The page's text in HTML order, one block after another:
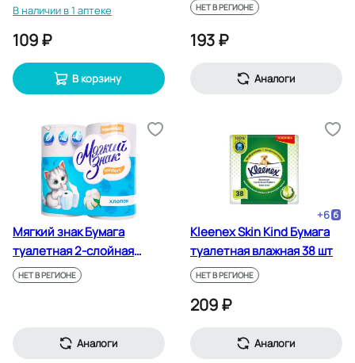
В наличии в 1 аптеке
109 ₽
В корзину
НЕТ В РЕГИОНЕ
193 ₽
Аналоги
Мягкий знак Бумага
туалетная 2-слойная
белая 4 шт
НЕТ В РЕГИОНЕ
Аналоги
+6
Kleenex Skin Kind Бумага
туалетная влажная 38 шт
НЕТ В РЕГИОНЕ
209 ₽
Аналоги